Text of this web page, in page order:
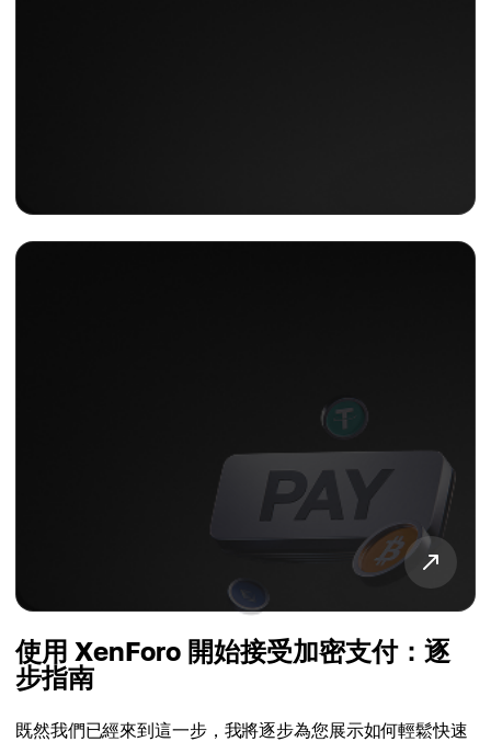
使用 XenForo 開始接受加密支付：逐
步指南
既然我們已經來到這一步，我將逐步為您展示如何輕鬆快速